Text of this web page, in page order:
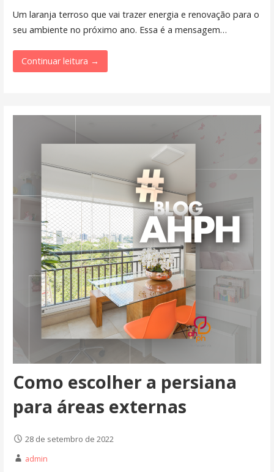
Um laranja terroso que vai trazer energia e renovação para o
seu ambiente no próximo ano. Essa é a mensagem…
Continuar leitura →
Como escolher a persiana
para áreas externas
28 de setembro de 2022
admin